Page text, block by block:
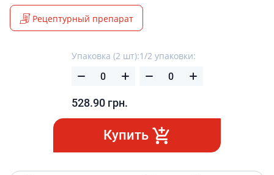
Рецептурный препарат
Упаковка (2 шт):
528.90 грн.
1/2 упаковки:
Купить